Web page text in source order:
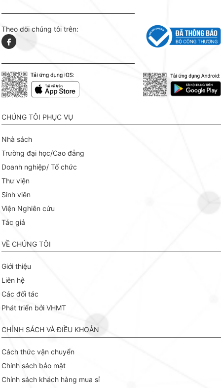
Theo dõi chúng tôi trên:
CHÚNG TÔI PHỤC VỤ
Nhà sách
Trường đại học/Cao đẳng
Doanh nghiệp/ Tổ chức
Thư viện
Sinh viên
Viện Nghiên cứu
Tác giả
VỀ CHÚNG TÔI
Giới thiệu
Liên hệ
Các đối tác
Phát triển bởi VHMT
CHÍNH SÁCH VÀ ĐIỀU KHOẢN
Cách thức vận chuyển
Chính sách bảo mật
Chính sách khách hàng mua sỉ